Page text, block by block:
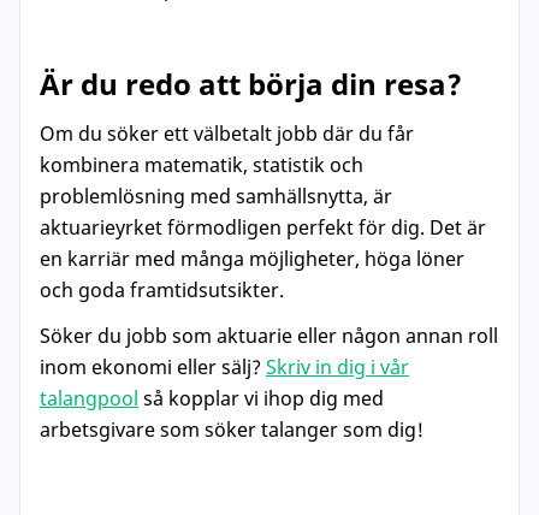
Är du redo att börja din resa?
Om du söker ett välbetalt jobb där du får
kombinera matematik, statistik och
problemlösning med samhällsnytta, är
aktuarieyrket förmodligen perfekt för dig. Det är
en karriär med många möjligheter, höga löner
och goda framtidsutsikter.
Söker du jobb som aktuarie eller någon annan roll
inom ekonomi eller sälj?Skriv in dig i vår
talangpool så kopplar vi ihop dig med
arbetsgivare som söker talanger som dig!